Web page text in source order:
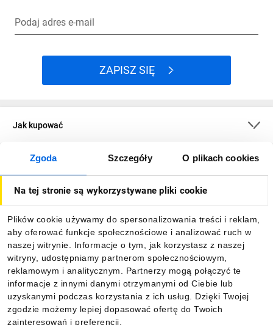
Zgoda Szczegóły O plikach cookies
Na tej stronie są wykorzystywane pliki cookie
Plików cookie używamy do spersonalizowania treści i reklam,
aby oferować funkcje społecznościowe i analizować ruch w
naszej witrynie. Informacje o tym, jak korzystasz z naszej
witryny, udostępniamy partnerom społecznościowym,
reklamowym i analitycznym. Partnerzy mogą połączyć te
informacje z innymi danymi otrzymanymi od Ciebie lub
uzyskanymi podczas korzystania z ich usług. Dzięki Twojej
zgodzie możemy lepiej dopasować ofertę do Twoich
zainteresowań i preferencji.
Podaj adres e-mail
ZAPISZ SIĘ
Jak kupować
O firmie
Informacje
Pobierz naszą aplikację mobilną: